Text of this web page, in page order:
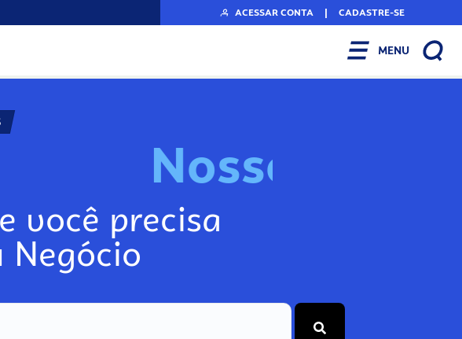
ACESSAR CONTA | CADASTRE-SE
MENU
Nosso
você precisa
Negócio